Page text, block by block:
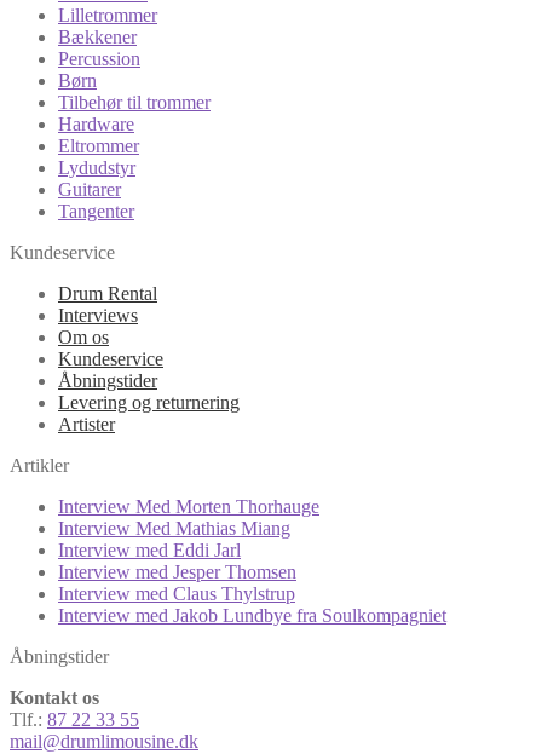
Lilletrommer
Bækkener
Percussion
Børn
Tilbehør til trommer
Hardware
Eltrommer
Lydudstyr
Guitarer
Tangenter
Kundeservice
Drum Rental
Interviews
Om os
Kundeservice
Åbningstider
Levering og returnering
Artister
Artikler
Interview Med Morten Thorhauge
Interview Med Mathias Miang
Interview med Eddi Jarl
Interview med Jesper Thomsen
Interview med Claus Thylstrup
Interview med Jakob Lundbye fra Soulkompagniet
Åbningstider
Kontakt os
Tlf.: 87 22 33 55
mail@drumlimousine.dk